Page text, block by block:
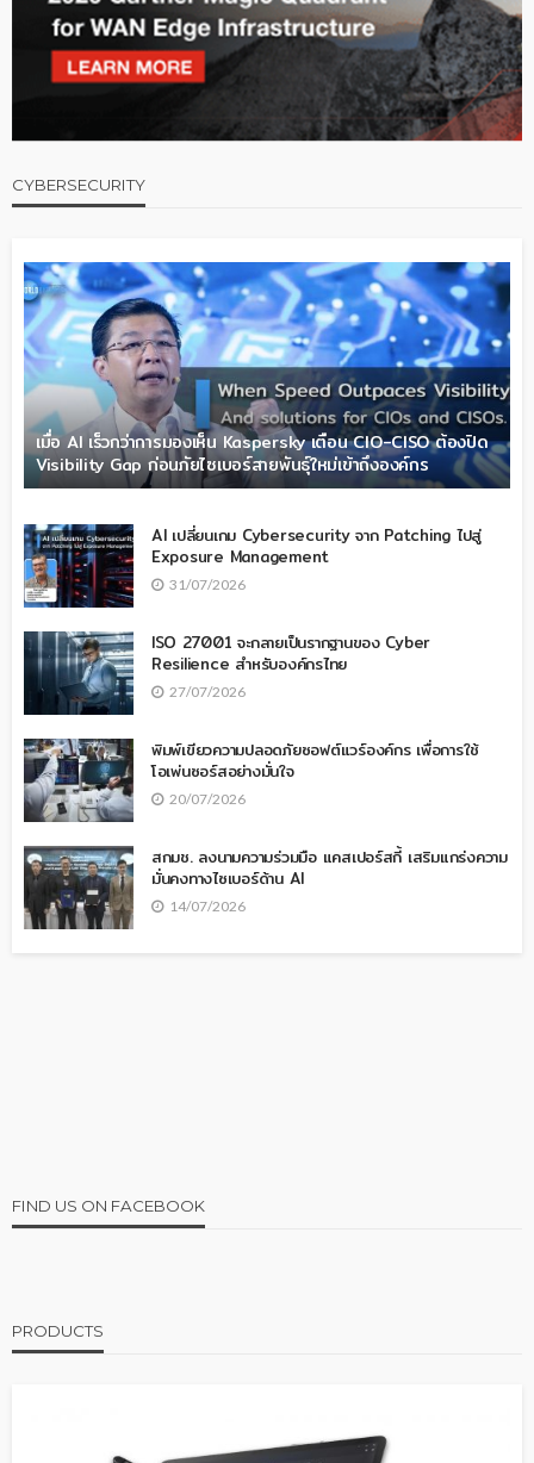
CYBERSECURITY
เมื่อ AI เร็วกว่าการมองเห็น Kaspersky เตือน CIO-CISO ต้องปิด
Visibility Gap ก่อนภัยไซเบอร์สายพันธุ์ใหม่เข้าถึงองค์กร
AI เปลี่ยนเกม Cybersecurity จาก Patching ไปสู่
Exposure Management
31/07/2026
ISO 27001 จะกลายเป็นรากฐานของ Cyber
Resilience สำหรับองค์กรไทย
27/07/2026
พิมพ์เขียวความปลอดภัยซอฟต์แวร์องค์กร เพื่อการใช้
โอเพ่นซอร์สอย่างมั่นใจ
20/07/2026
สกมช. ลงนามความร่วมมือ แคสเปอร์สกี้ เสริมแกร่งความ
มั่นคงทางไซเบอร์ด้าน AI
14/07/2026
FIND US ON FACEBOOK
PRODUCTS